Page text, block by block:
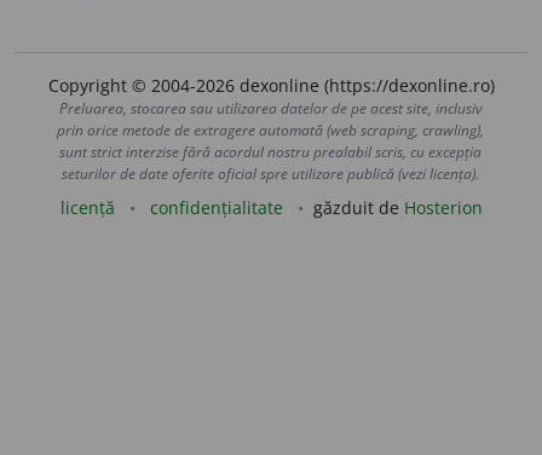
Copyright © 2004-2026 dexonline (https://dexonline.ro)
Preluarea, stocarea sau utilizarea datelor de pe acest site, inclusiv
prin orice metode de extragere automată (web scraping, crawling),
sunt strict interzise fără acordul nostru prealabil scris, cu excepția
seturilor de date oferite oficial spre utilizare publică (vezi licența).
licență confidențialitate găzduit de Hosterion